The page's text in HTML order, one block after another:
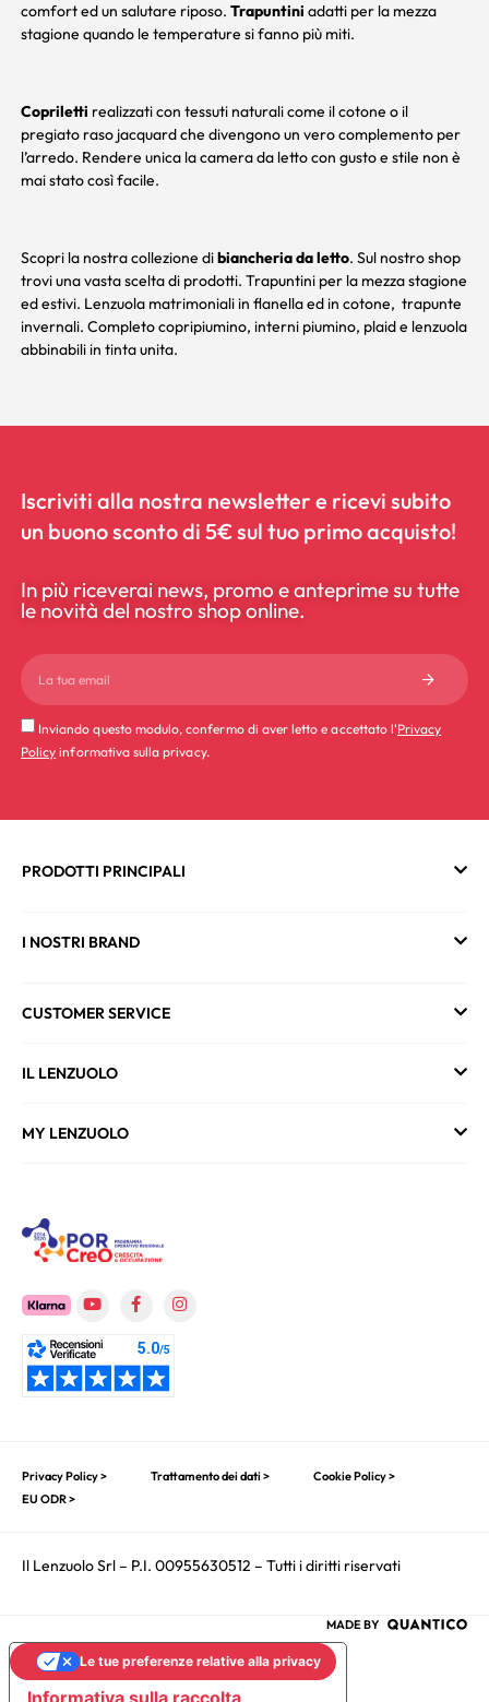
comfort ed un salutare riposo. Trapuntini adatti per la mezza
stagione quando le temperature si fanno più miti.
Copriletti realizzati con tessuti naturali come il cotone o il
pregiato raso jacquard che divengono un vero complemento per
l’arredo. Rendere unica la camera da letto con gusto e stile non è
mai stato così facile.
Scopri la nostra collezione dibiancheria da letto. Sul nostro shop
trovi una vasta scelta di prodotti. Trapuntini per la mezza stagione
ed estivi. Lenzuola matrimonialiin flanella ed in cotone, trapunte
invernali. Completocopripiumino, interni piumino, plaide lenzuola
abbinabiliin tinta unita.
Iscriviti alla nostra newsletter e ricevi subito
un buono sconto di 5€ sul tuo primo acquisto!
In più riceverai news, promo e anteprime su tutte
le novità del nostro shop online.
Inviando questo modulo, confermo di aver letto e accettato l'Privacy
Policy informativa sulla privacy.
PRODOTTI PRINCIPALI
I NOSTRI BRAND
CUSTOMER SERVICE
IL LENZUOLO
MY LENZUOLO
Privacy Policy > Trattamento dei dati >
Cookie Policy >
EU ODR >
Il Lenzuolo Srl – P.I. 00955630512 – Tutti i diritti riservati
MADE BY
Le tue preferenze relative alla privacy